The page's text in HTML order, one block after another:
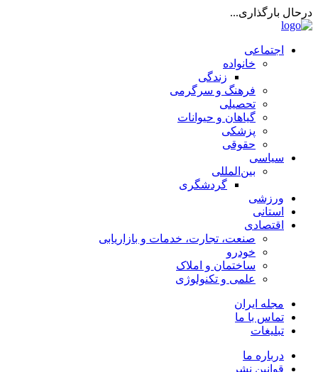
درحال بارگذاری...
اجتماعی
خانواده
زندگی
فرهنگ و سرگرمی
تحصیلی
گیاهان و حیوانات
پزشکی
حقوقی
سیاسی
بین‌المللی
گردشگری
ورزشی
استانی
اقتصادی
صنعت، تجارت، خدمات و بازاریابی
خودرو
ساختمان و املاک
علمی و تکنولوژی
مجله ایران
تماس با ما
تبلیغات
درباره ما
قوانین نشر